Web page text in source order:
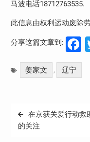
马波电话18712763535.
此信息由权利运动废除
分享这篇文章到:
姜家文 , 辽宁
文
章
在京获关爱行动救
的关注